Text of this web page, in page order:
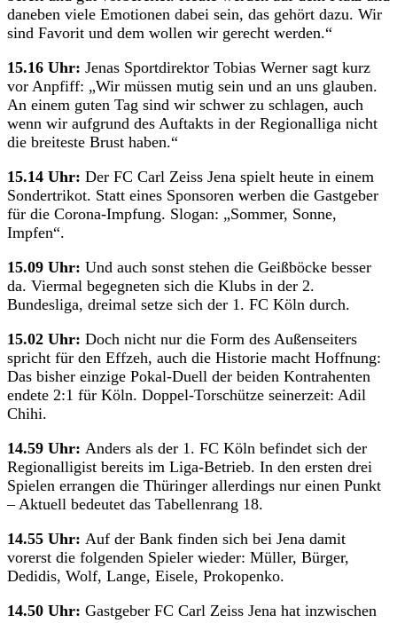
daneben viele Emotionen dabei sein, das gehört dazu. Wir
sind Favorit und dem wollen wir gerecht werden.“
15.16 Uhr: Jenas Sportdirektor Tobias Werner sagt kurz
vor Anpfiff: „Wir müssen mutig sein und an uns glauben.
An einem guten Tag sind wir schwer zu schlagen, auch
wenn wir aufgrund des Auftakts in der Regionalliga nicht
die breiteste Brust haben.“
15.14 Uhr: Der FC Carl Zeiss Jena spielt heute in einem
Sondertrikot. Statt eines Sponsoren werben die Gastgeber
für die Corona-Impfung. Slogan: „Sommer, Sonne,
Impfen“.
15.09 Uhr: Und auch sonst stehen die Geißböcke besser
da. Viermal begegneten sich die Klubs in der 2.
Bundesliga, dreimal setze sich der 1. FC Köln durch.
15.02 Uhr: Doch nicht nur die Form des Außenseiters
spricht für den Effzeh, auch die Historie macht Hoffnung:
Das bisher einzige Pokal-Duell der beiden Kontrahenten
endete 2:1 für Köln. Doppel-Torschütze seinerzeit: Adil
Chihi.
14.59 Uhr: Anders als der 1. FC Köln befindet sich der
Regionalligist bereits im Liga-Betrieb. In den ersten drei
Spielen errangen die Thüringer allerdings nur einen Punkt
– Aktuell bedeutet das Tabellenrang 18.
14.55 Uhr: Auf der Bank finden sich bei Jena damit
vorerst die folgenden Spieler wieder: Müller, Bürger,
Dedidis, Wolf, Lange, Eisele, Prokopenko.
14.50 Uhr: Gastgeber FC Carl Zeiss Jena hat inzwischen